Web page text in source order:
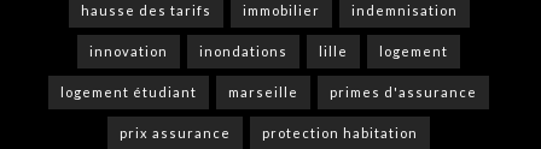
hausse des tarifs immobilier indemnisation
innovation inondations lille logement
logement étudiant marseille primes d'assurance
prix assurance protection habitation